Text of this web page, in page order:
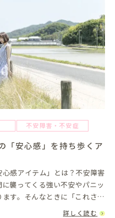
不安障害・不安症
「安心感」を持ち歩くア
感アイテム」とは？不安障害
襲ってくる強い不安やパニッ
す。そんなときに「これさえ
を与えるアイテム”を持って
詳しく読む